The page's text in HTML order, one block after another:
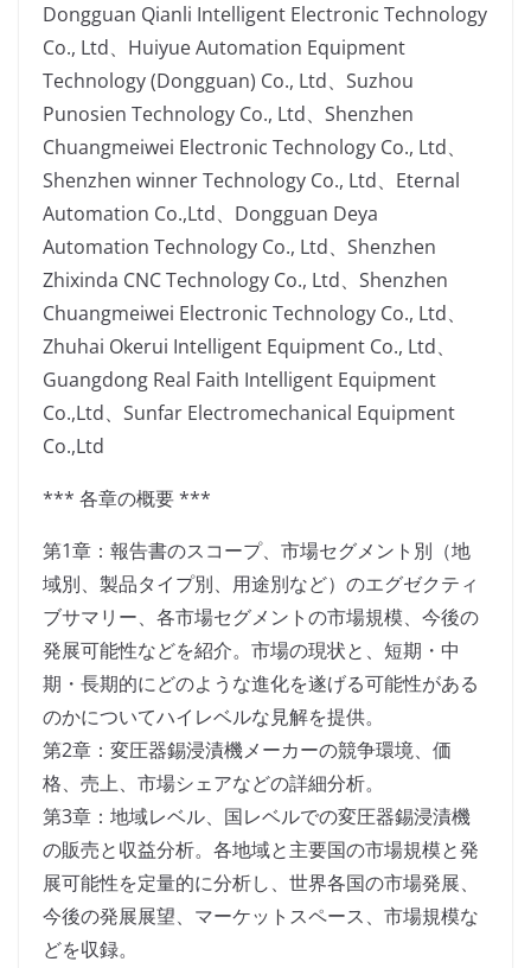
Dongguan Qianli Intelligent Electronic Technology
Co., Ltd、Huiyue Automation Equipment
Technology (Dongguan) Co., Ltd、Suzhou
Punosien Technology Co., Ltd、Shenzhen
Chuangmeiwei Electronic Technology Co., Ltd、
Shenzhen winner Technology Co., Ltd、Eternal
Automation Co.,Ltd、Dongguan Deya
Automation Technology Co., Ltd、Shenzhen
Zhixinda CNC Technology Co., Ltd、Shenzhen
Chuangmeiwei Electronic Technology Co., Ltd、
Zhuhai Okerui Intelligent Equipment Co., Ltd、
Guangdong Real Faith Intelligent Equipment
Co.,Ltd、Sunfar Electromechanical Equipment
Co.,Ltd
*** 各章の概要 ***
第1章：報告書のスコープ、市場セグメント別（地
域別、製品タイプ別、用途別など）のエグゼクティ
ブサマリー、各市場セグメントの市場規模、今後の
発展可能性などを紹介。市場の現状と、短期・中
期・長期的にどのような進化を遂げる可能性がある
のかについてハイレベルな見解を提供。
第2章：変圧器錫浸漬機メーカーの競争環境、価
格、売上、市場シェアなどの詳細分析。
第3章：地域レベル、国レベルでの変圧器錫浸漬機
の販売と収益分析。各地域と主要国の市場規模と発
展可能性を定量的に分析し、世界各国の市場発展、
今後の発展展望、マーケットスペース、市場規模な
どを収録。